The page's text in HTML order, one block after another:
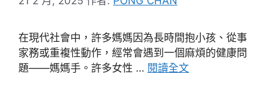
在現代社會中，許多媽媽因為長時間抱小孩、從事
家務或重複性動作，經常會遇到一個麻煩的健康問
題——媽媽手。許多女性 … 閱讀全文